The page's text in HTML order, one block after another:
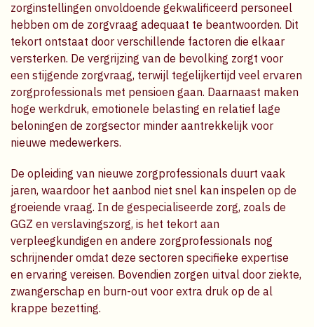
zorginstellingen onvoldoende gekwalificeerd personeel
hebben om de zorgvraag adequaat te beantwoorden. Dit
tekort ontstaat door verschillende factoren die elkaar
versterken. De vergrijzing van de bevolking zorgt voor
een stijgende zorgvraag, terwijl tegelijkertijd veel ervaren
zorgprofessionals met pensioen gaan. Daarnaast maken
hoge werkdruk, emotionele belasting en relatief lage
beloningen de zorgsector minder aantrekkelijk voor
nieuwe medewerkers.
De opleiding van nieuwe zorgprofessionals duurt vaak
jaren, waardoor het aanbod niet snel kan inspelen op de
groeiende vraag. In de gespecialiseerde zorg, zoals de
GGZ en verslavingszorg, is het tekort aan
verpleegkundigen en andere zorgprofessionals nog
schrijnender omdat deze sectoren specifieke expertise
en ervaring vereisen. Bovendien zorgen uitval door ziekte,
zwangerschap en burn-out voor extra druk op de al
krappe bezetting.